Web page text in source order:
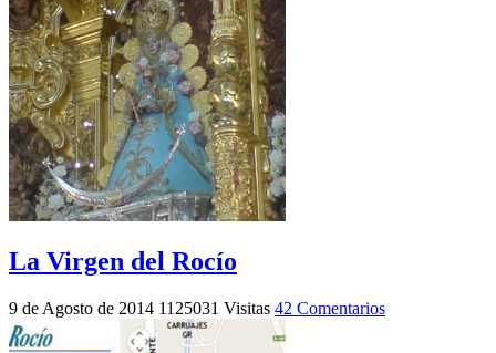
La Virgen del Rocío
9 de Agosto de 2014 1125031 Visitas 42 Comentarios